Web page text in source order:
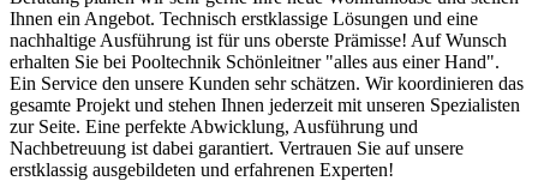
Ihnen ein Angebot. Technisch erstklassige Lösungen und eine
nachhaltige Ausführung ist für uns oberste Prämisse! Auf Wunsch
erhalten Sie bei Pooltechnik Schönleitner "alles aus einer Hand".
Ein Service den unsere Kunden sehr schätzen. Wir koordinieren das
gesamte Projekt und stehen Ihnen jederzeit mit unseren Spezialisten
zur Seite. Eine perfekte Abwicklung, Ausführung und
Nachbetreuung ist dabei garantiert. Vertrauen Sie auf unsere
erstklassig ausgebildeten und erfahrenen Experten!